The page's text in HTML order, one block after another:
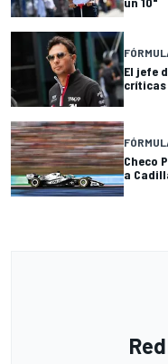
El jefe
críticas
Checo
a